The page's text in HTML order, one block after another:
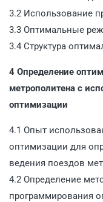
3.2 Использование
3.3 Оптимальные
3.4 Структура
4 Определение
метрополитена с
оптимизации
4.1 Опыт
оптимизации для
ведения поездов
4.2 Определение
программирования